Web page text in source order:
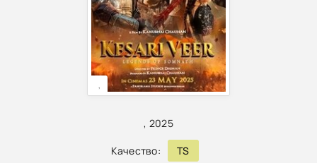
, 2025
Качество: TS
,